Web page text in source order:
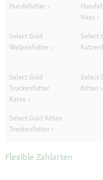
Hundefutter
Nass
Select Gold
Welpenfutter
Select
Select Gold
Trockenfutter
Katze
Select
Kitten
Select Gold Kitten
Trockenfutter
Flexible Zahlarten